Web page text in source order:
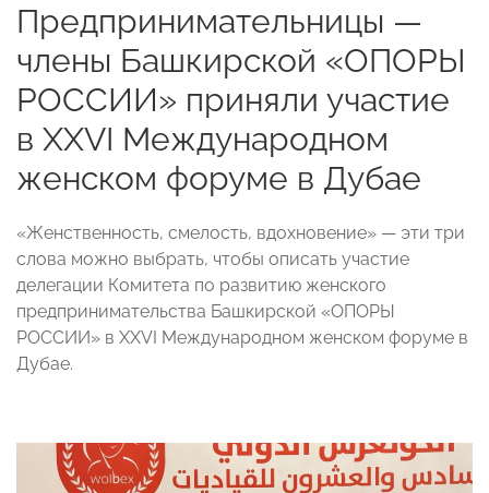
Предпринимательницы —
члены Башкирской «ОПОРЫ
РОССИИ» приняли участие
в XXVI Международном
женском форуме в Дубае
«Женственность, смелость, вдохновение» — эти три
слова можно выбрать, чтобы описать участие
делегации Комитета по развитию женского
предпринимательства Башкирской «ОПОРЫ
РОССИИ» в XXVI Международном женском форуме в
Дубае.